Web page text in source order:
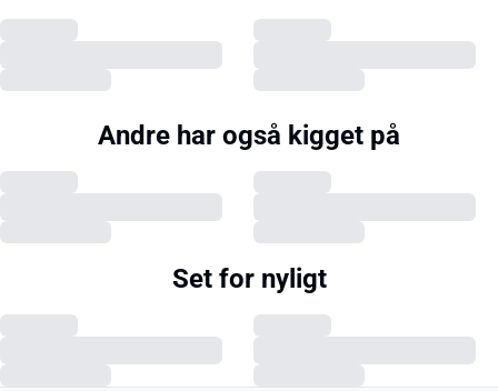
Andre har også kigget på
Set for nyligt